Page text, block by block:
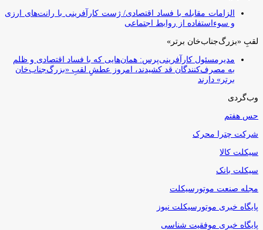
الزامات مقابله با فساد اقتصادی/ ژست کارآفرینی با رانت‌های ارزی
و سوءاستفاده از روابط اجتماعی
لقبِ «بزرگ‌جناب‌خان برتر»
مدیرمسئول کارآفرینی‌پرس: همان‌هایی که با فساد اقتصادی و ظلم
به مصرف‌کنندگان قد کشیدند، امروز عطشِ لقبِ «بزرگ‌جناب‌خان
برتر» دارند
وب‌گردی
حس هفتم
شرکت چترا محرک
سیکلت کالا
سیکلت بانک
مجله صنعت موتورسیکلت
پایگاه خبری موتورسیکلت نیوز
پایگاه خبری موفقیت شناسی